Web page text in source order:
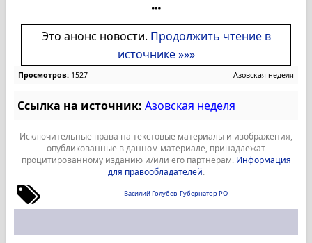
Это анонс новости. Продолжить чтение в
источнике »»»
Просмотров: 1527 Азовская неделя
Ссылка на источник: Азовская неделя
Исключительные права на текстовые материалы и изображения,
опубликованные в данном материале, принадлежат
процитированному изданию и/или его партнерам. Информация
для правообладателей.
Василий Голубев Губернатор РО